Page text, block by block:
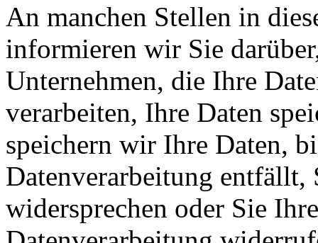
An manchen Stellen in
informieren wir Sie
Unternehmen, die Ihre
verarbeiten, Ihre Daten
speichern wir Ihre Daten,
Datenverarbeitung entfällt,
widersprechen oder Sie